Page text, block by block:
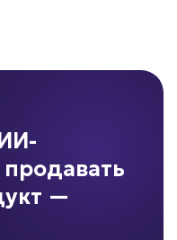
—